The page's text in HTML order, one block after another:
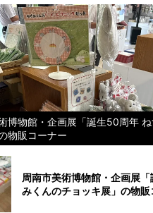
博物館・企画展「誕生50周年
物販コーナー
周南市美術博物館・企画展
みくんのチョッキ展」の物販